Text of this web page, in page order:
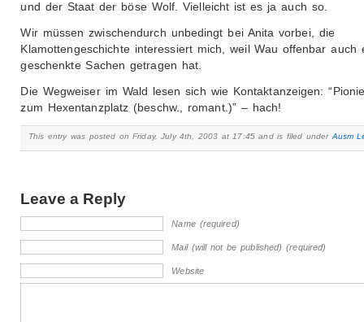
und der Staat der böse Wolf. Vielleicht ist es ja auch so.
Wir müssen zwischendurch unbedingt bei Anita vorbei, die
Klamottengeschichte interessiert mich, weil Wau offenbar auch
geschenkte Sachen getragen hat.
Die Wegweiser im Wald lesen sich wie Kontaktanzeigen:
zum Hexentanzplatz (beschw., romant.)” – hach!
This entry was posted on Friday, July 4th, 2003 at 17:45 and is filed under Ausm
Leave a Reply
Name (required)
Mail (will not be published) (required)
Website